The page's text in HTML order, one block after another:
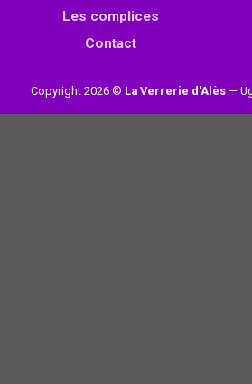
Les complices
Contact
Copyright 2026 © La Verrerie d'Alès—